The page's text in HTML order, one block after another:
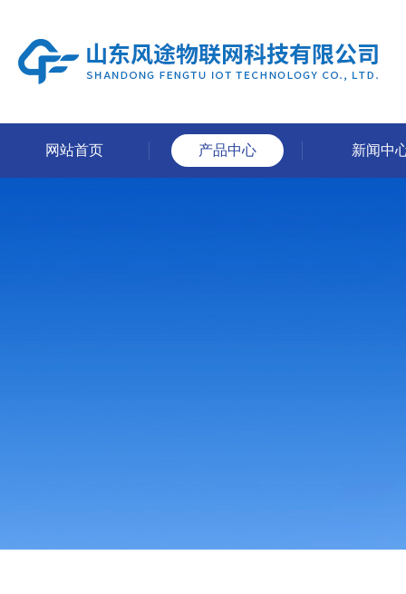
网站首页 产品中心 新闻中